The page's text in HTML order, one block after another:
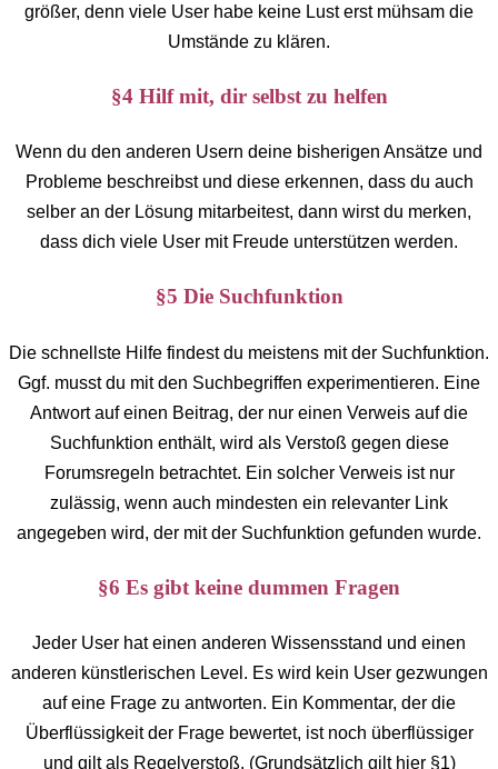
größer, denn viele User habe keine Lust erst mühsam die
Umstände zu klären.
§4 Hilf mit, dir selbst zu helfen
Wenn du den anderen Usern deine bisherigen Ansätze und
Probleme beschreibst und diese erkennen, dass du auch
selber an der Lösung mitarbeitest, dann wirst du merken,
dass dich viele User mit Freude unterstützen werden.
§5 Die Suchfunktion
Die schnellste Hilfe findest du meistens mit der Suchfunktion.
Ggf. musst du mit den Suchbegriffen experimentieren. Eine
Antwort auf einen Beitrag, der nur einen Verweis auf die
Suchfunktion enthält, wird als Verstoß gegen diese
Forumsregeln betrachtet. Ein solcher Verweis ist nur
zulässig, wenn auch mindesten ein relevanter Link
angegeben wird, der mit der Suchfunktion gefunden wurde.
§6 Es gibt keine dummen Fragen
Jeder User hat einen anderen Wissensstand und einen
anderen künstlerischen Level. Es wird kein User gezwungen
auf eine Frage zu antworten. Ein Kommentar, der die
Überflüssigkeit der Frage bewertet, ist noch überflüssiger
und gilt als Regelverstoß. (Grundsätzlich gilt hier §1)